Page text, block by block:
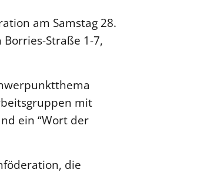
am Samstag 28.
Straße 1-7,
mit
ein “Wort der
die